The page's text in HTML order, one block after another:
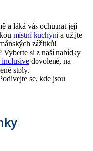
a láká vás ochutnat její
místní kuchyni a užijte
zážitků!
Vyberte si z naší nabídky
inclusive dovolené, na
stoly.
se, kde jsou